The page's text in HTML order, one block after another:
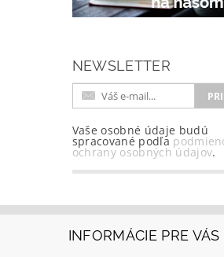
NEWSLETTER
Vaše osobné údaje budú
spracované podľa
ochrany osobných údajov.
INFORMÁCIE PRE VÁS